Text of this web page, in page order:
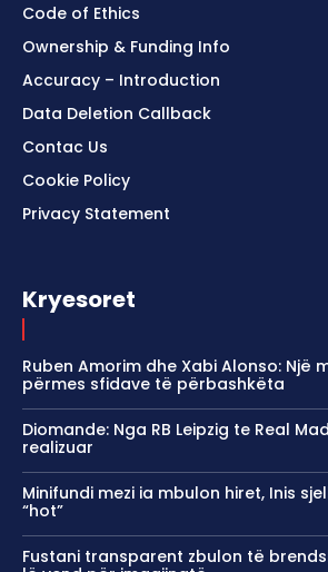
Code of Ethics
Ownership & Funding Info
Accuracy – Introduction
Data Deletion Callback
Contac Us
Cookie Policy
Privacy Statement
Kryesoret
Ruben Amorim dhe Xabi Alonso: Një
përmes sfidave të përbashkëta
Diomande: Nga RB Leipzig te Real
realizuar
Minifundi mezi ia mbulon hiret, Inis
“hot”
Fustani transparent zbulon të